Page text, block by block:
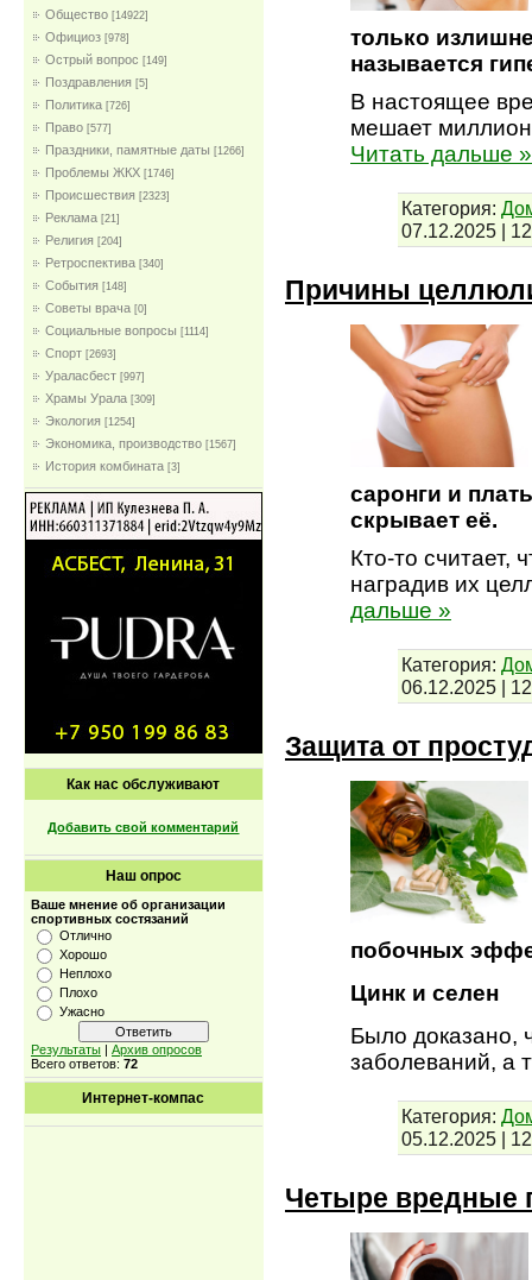
Общество [14922]
Официоз [978]
Острый вопрос [149]
Поздравления [5]
Политика [726]
Право [577]
Праздники, памятные даты [1266]
Проблемы ЖКХ [1746]
Проиcшествия [2323]
Реклама [21]
Религия [204]
Ретроспектива [340]
События [148]
Советы врача [0]
Социальные вопросы [1114]
Спорт [2693]
Ураласбест [997]
Храмы Урала [309]
Экология [1254]
Экономика, производство [1567]
История комбината [3]
Как нас обслуживают
Добавить свой комментарий
Наш опрос
Ваше мнение об организации
спортивных состязаний
Отлично
Хорошо
Неплохо
Плохо
Ужасно
Результаты | Архив опросов
Всего ответов: 72
Интернет-компас
только
называется
В настоящее
мешает
Читать дальше »
Категория:
07.12.2025 |
Причины
саронги и
скрывает её.
Кто-то считает,
наградив их
дальше »
Категория:
06.12.2025 |
Защита от
побочных
Цинк и селен
Было доказано,
заболеваний, а
Категория:
05.12.2025 |
Четыре вредные